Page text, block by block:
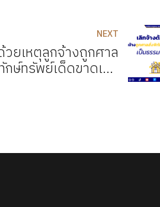
NEXT
วยเหตุลูกจ้างถูกศาล
ษ์ทรัพย์เด็ดขาดเป็น